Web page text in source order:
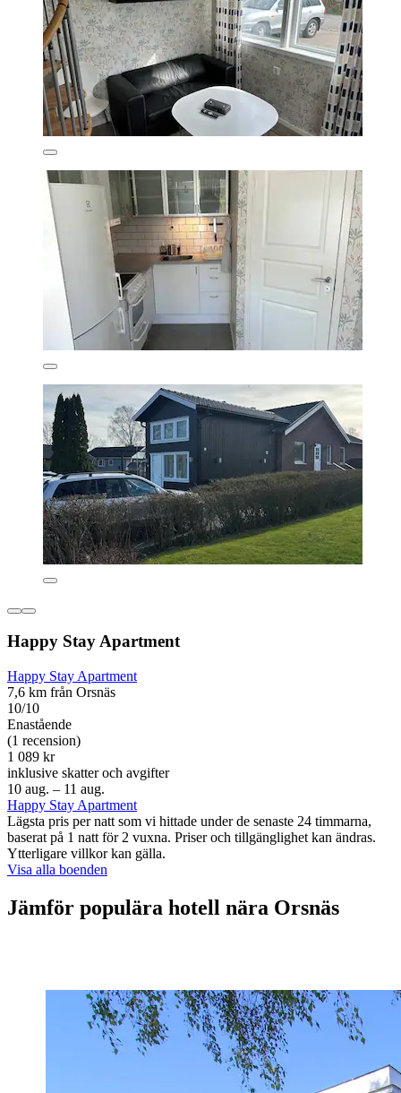
Happy Stay Apartment
Happy Stay Apartment
7,6 km från Orsnäs
10/10
Enastående
(1 recension)
1 089 kr
inklusive skatter och avgifter
10 aug. – 11 aug.
Happy Stay Apartment
Lägsta pris per natt som vi hittade under de senaste 24 timmarna,
baserat på 1 natt för 2 vuxna. Priser och tillgänglighet kan ändras.
Ytterligare villkor kan gälla.
Visa alla boenden
Jämför populära hotell nära Orsnäs